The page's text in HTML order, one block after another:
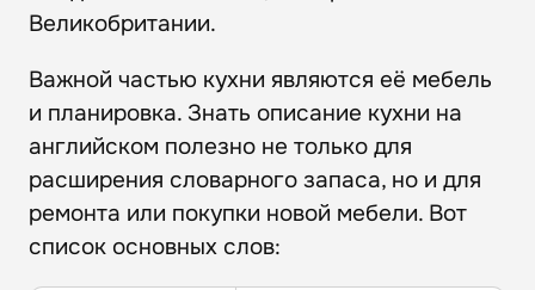
Великобритании.
Важной частью кухни являются её мебель
и планировка. Знать описание кухни на
английском полезно не только для
расширения словарного запаса, но и для
ремонта или покупки новой мебели. Вот
список основных слов: